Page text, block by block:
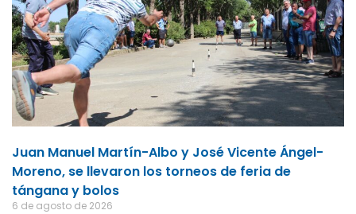
Juan Manuel Martín-Albo y José Vicente Ángel-
Moreno, se llevaron los torneos de feria de
tángana y bolos
6 de agosto de 2026